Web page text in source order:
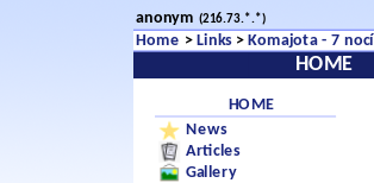
anonym (216.73.*.*)
Home > Links> Komajota - 7 nocí
HOME
HOME
News
Articles
Gallery